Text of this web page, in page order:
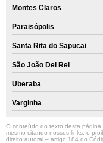
Montes Claros
Paraisópolis
Santa Rita do Sapucai
São João Del Rei
Uberaba
Varginha
O conteúdo do texto desta página
mesmo citando nossos links, é
direito autoral – artigo 184 do